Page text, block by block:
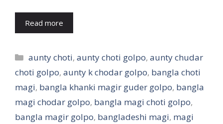
Read more
Categories
aunty choti,aunty choti golpo,aunty chudar
choti golpo, aunty k chodar golpo, bangla choti
magi, bangla khanki magir guder golpo, bangla
magi chodar golpo, bangla magi choti golpo,
bangla magir golpo, bangladeshi magi, magi